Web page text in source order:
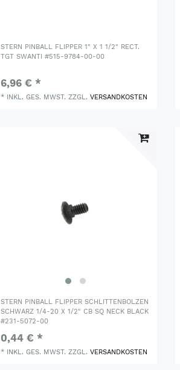
STERN PINBALL FLIPPER 1" X 1 1/2" RECT.
TGT SWANTI #515-9784-00-00
6,96 € *
* INKL. GES. MWST. ZZGL.VERSANDKOSTEN
STERN PINBALL FLIPPER SCHLITTENBOLZEN
SCHWARZ 1/4-20 X 1/2" CB SQ NECK BLACK
#231-5072-00
0,44 € *
* INKL. GES. MWST. ZZGL.VERSANDKOSTEN